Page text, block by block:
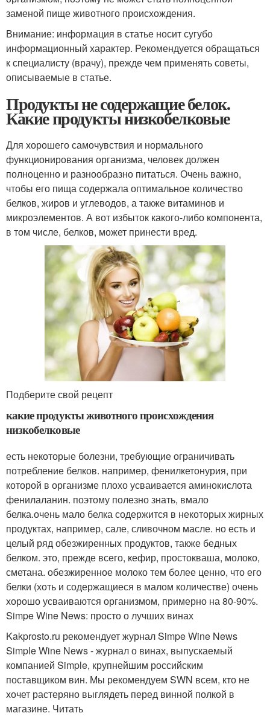
заменой пище животного происхождения.
Внимание: информация в статье носит сугубо
информационный характер. Рекомендуется обращаться
к специалисту (врачу), прежде чем применять советы,
описываемые в статье.
Продукты не содержащие белок.
Какие продукты низкобелковые
Для хорошего самочувствия и нормального
функционирования организма, человек должен
полноценно и разнообразно питаться. Очень важно,
чтобы его пища содержала оптимальное количество
белков, жиров и углеводов, а также витаминов и
микроэлементов. А вот избыток какого-либо компонента,
в том числе, белков, может принести вред.
Подберите свой рецепт
какие продукты животного происхождения
низкобелковые
есть некоторые болезни, требующие ограничивать
потребление белков. например, фенилкетонурия, при
которой в организме плохо усваивается аминокислота
фенилаланин. поэтому полезно знать, вмало
белка.очень мало белка содержится в некоторых жирных
продуктах, например, сале, сливочном масле. но есть и
целый ряд обезжиренных продуктов, также бедных
белком. это, прежде всего, кефир, простокваша, молоко,
сметана. обезжиренное молоко тем более ценно, что его
белки (хоть и содержащиеся в малом количестве) очень
хорошо усваиваются организмом, примерно на 80-90%.
Simpe Wine News: просто о лучших винах
Kakprosto.ru рекомендует журнал Simpe Wine News
Simple Wine News - журнал о винах, выпускаемый
компанией Simple, крупнейшим российским
поставщиком вин. Мы рекомендуем SWN всем, кто не
хочет растеряно выглядеть перед винной полкой в
магазине. Читать